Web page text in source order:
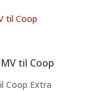
til Coop
Coop Extra